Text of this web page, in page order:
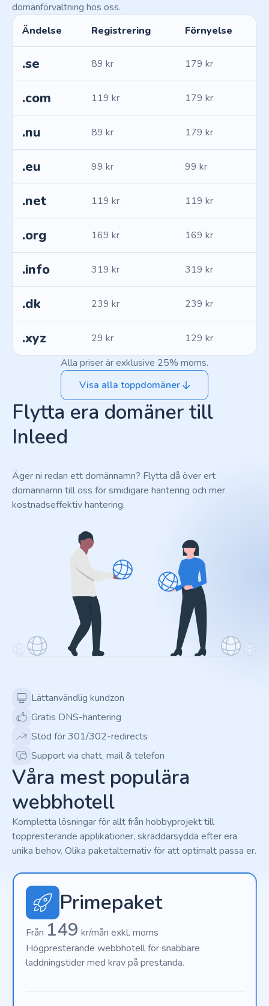
domänförvaltning hos oss.
Ändelse
Registrering Förnyelse
.se 89 kr 179 kr
.com 119 kr 179 kr
.nu 89 kr 179 kr
.eu 99 kr 99 kr
.net 119 kr 119 kr
.org 169 kr 169 kr
.info 319 kr 319 kr
.dk 239 kr 239 kr
.xyz 29 kr
129 kr
Alla priser är exklusive 25% moms.
Visa alla toppdomäner
Flytta era domäner till
Inleed
Äger ni redan ett domännamn? Flytta då över ert
domännamn till oss för smidigare hantering och mer
kostnadseffektiv hantering.
Lättanvändlig kundzon
Gratis DNS-hantering
Stöd för 301/302-redirects
Support via chatt, mail & telefon
Våra mest populära
webbhotell
Kompletta lösningar för allt från hobbyprojekt till
toppresterande applikationer, skräddarsydda efter era
unika behov. Olika paketalternativ för att optimalt passa er.
Primepaket
Från 149 kr/mån exkl. moms
Högpresterande webbhotell för snabbare
laddningstider med krav på prestanda.